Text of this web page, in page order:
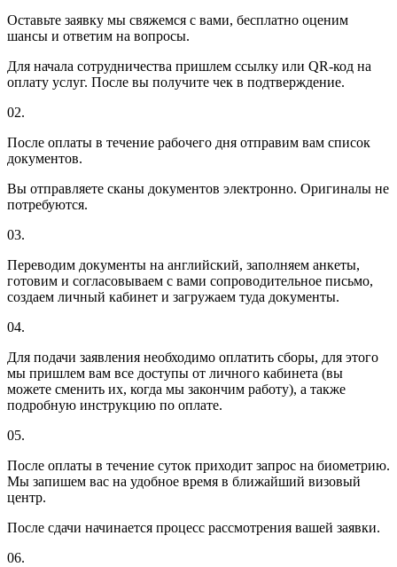
Оставьте заявку мы свяжемся с вами, бесплатно оценим
шансы и ответим на вопросы.
Для начала сотрудничества пришлем ссылку или QR-код на
оплату услуг. После вы получите чек в подтверждение.
02.
После оплаты в течение рабочего дня отправим вам список
документов.
Вы отправляете сканы документов электронно. Оригиналы не
потребуются.
03.
Переводим документы на английский, заполняем анкеты,
готовим и согласовываем с вами сопроводительное письмо,
создаем личный кабинет и загружаем туда документы.
04.
Для подачи заявления необходимо оплатить сборы, для этого
мы пришлем вам все доступы от личного кабинета (вы
можете сменить их, когда мы закончим работу), а также
подробную инструкцию по оплате.
05.
После оплаты в течение суток приходит запрос на биометрию.
Мы запишем вас на удобное время в ближайший визовый
центр.
После сдачи начинается процесс рассмотрения вашей заявки.
06.